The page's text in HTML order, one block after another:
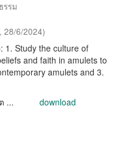
รม
, 28/6/2024)
1. Study the culture of
and faith in amulets to
amulets and 3.
... download